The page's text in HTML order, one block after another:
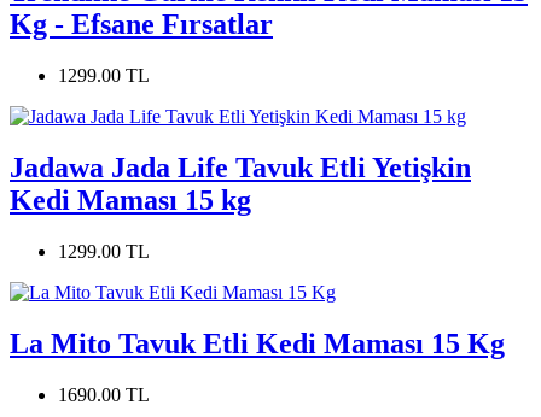
Kg - Efsane Fırsatlar
1299.00 TL
Jadawa Jada Life Tavuk Etli Yetişkin
Kedi Maması 15 kg
1299.00 TL
La Mito Tavuk Etli Kedi Maması 15 Kg
1690.00 TL